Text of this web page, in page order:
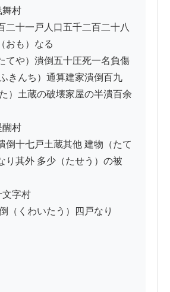
二十一戸人口五千二百二十八
おも）なる
てや）潰倒五十圧死一名負傷
きんち）通算建家潰倒百九
）土蔵の破壊家屋の半潰百余
倒十七戸土蔵其他 建物（たて
り其外 多少（たせう）の被
村
（くわいたう）四戸なり